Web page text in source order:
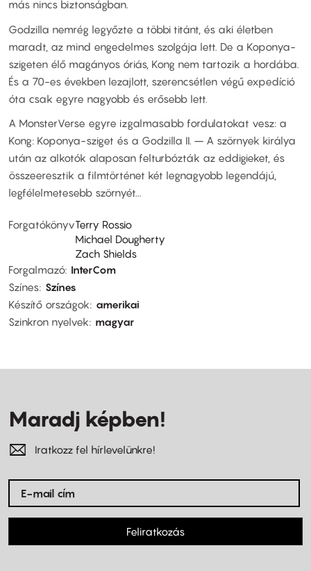
más nincs biztonságban.
Godzilla nemrég legyőzte a többi titánt, és aki életben
maradt, az mind engedelmes szolgája lett. De a Koponya-
szigeten élő magányos óriás, Kong nem tartozik a hordába.
És a 70-es években lezajlott, szerencsétlen végű expedíció
óta csak egyre nagyobb és erősebb lett.
A MonsterVerse egyre izgalmasabb fordulatokat vesz: a
Kong: Koponya-sziget és a Godzilla II. – A szörnyek királya
után az alkotók alaposan felturbózták az eddigieket, és
összeeresztik a filmtörténet két legnagyobb legendájú,
legfélelmetesebb szörnyét...
ForgatókönyvTerry Rossio
Michael Dougherty
Zach Shields
Forgalmazó InterCom
Színes Színes
Készítő országok
amerikai
Szinkron nyelvek
magyar
Maradj képben!
Iratkozz fel hírlevelünkre!
Feliratkozás